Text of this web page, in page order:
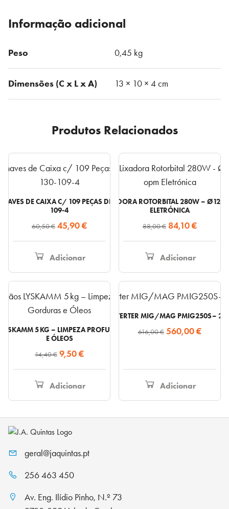
Informação adicional
Peso 0,45 kg
Dimensões (C x L x A) 13 × 10 × 4 cm
Produtos Relacionados
DE CAIXA C/ 109 PEÇAS DE 1/4″ E 1/2″ 130-
109-4
60,50€ O
preço
original
60,50 €.
45,90€O
preço
45,90 €.
Adicionar
DWE6423-QS LIXADORA ROTORBITAL 280W –
ELETRÓNICA
88,00€ O
preço
original
88,00 €.
84,10€O
preço
84,10 €.
Adicionar
LYSKAMM 5 KG – LIMPEZA PROFUNDA DE GORDURAS
E ÓLEOS
14,40€ O
preço
original
9,50€O
preço
Adicionar
SOLDADOR INVERTER MIG/MAG PMIG250S –
616,00€ O
era:
616,00 €.
560,00€O
é:
Adicionar
geral@jaquintas.pt
256 463 450
Av. Eng. Ilídio Pinho, N.º 73